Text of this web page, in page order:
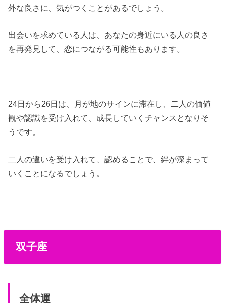
外な良さに、気がつくことがあるでしょう。
出会いを求めている人は、あなたの身近にいる人の良さ
を再発見して、恋につながる可能性もあります。
24日から26日は、月が地のサインに滞在し、二人の価値
観や認識を受け入れて、成長していくチャンスとなりそ
うです。
二人の違いを受け入れて、認めることで、絆が深まって
いくことになるでしょう。
双子座
全体運